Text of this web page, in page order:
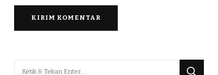
Mencari